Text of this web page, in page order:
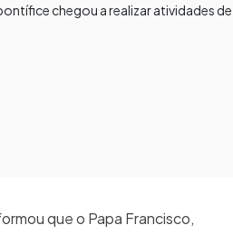
chegou a realizar atividades de
que o Papa Francisco,